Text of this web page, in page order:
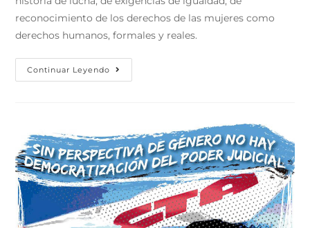
reconocimiento de los derechos de las mujeres como
derechos humanos, formales y reales.
Continuar Leyendo